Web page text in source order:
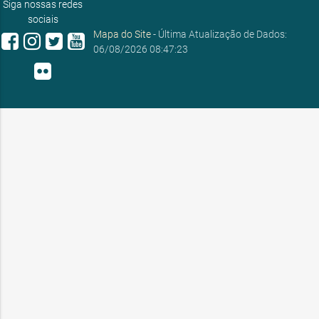
Siga nossas redes
sociais
Mapa do Site- Última Atualização de Dados:
06/08/2026 08:47:23